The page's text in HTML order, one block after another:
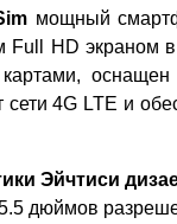
мощный
HD экраном
4G LTE и
Эйчтиси
5.5 дюймов